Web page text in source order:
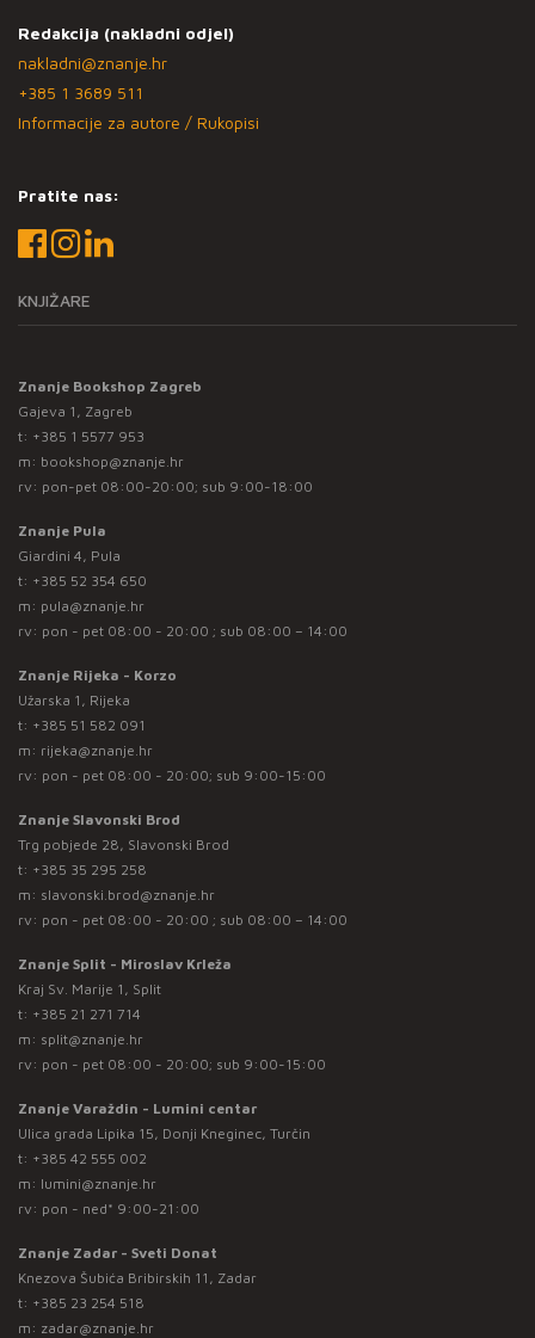
Redakcija (nakladni odjel)
nakladni@znanje.hr
+385 1 3689 511
Informacije za autore / Rukopisi
Pratite nas:
KNJIŽARE
Znanje Bookshop Zagreb
Gajeva 1, Zagreb
t: +385 1 5577 953
m: bookshop@znanje.hr
rv: pon-pet 08:00-20:00; sub 9:00-18:00
Znanje Pula
Giardini 4, Pula
t: +385 52 354 650
m: pula@znanje.hr
rv: pon - pet 08:00 - 20:00 ; sub 08:00 – 14:00
Znanje Rijeka - Korzo
Užarska 1, Rijeka
t: +385 51 582 091
m: rijeka@znanje.hr
rv: pon - pet 08:00 - 20:00; sub 9:00-15:00
Znanje Slavonski Brod
Trg pobjede 28, Slavonski Brod
t: +385 35 295 258
m: slavonski.brod@znanje.hr
rv: pon - pet 08:00 - 20:00 ; sub 08:00 – 14:00
Znanje Split - Miroslav Krleža
Kraj Sv. Marije 1, Split
t: +385 21 271 714
m: split@znanje.hr
rv: pon - pet 08:00 - 20:00; sub 9:00-15:00
Znanje Varaždin - Lumini centar
Ulica grada Lipika 15, Donji Kneginec, Turčin
t: +385 42 555 002
m: lumini@znanje.hr
rv: pon - ned* 9:00-21:00
Znanje Zadar - Sveti Donat
Knezova Šubića Bribirskih 11, Zadar
t: +385 23 254 518
m: zadar@znanje.hr